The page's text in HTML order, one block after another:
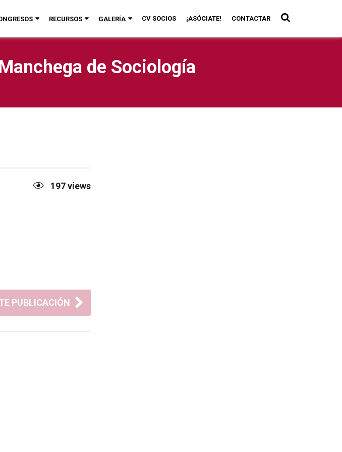
RECURSOS GALERÍA CV SOCIOS ¡ASÓCIATE! CONTACTAR
de Sociología
197views
PUBLICACIÓN